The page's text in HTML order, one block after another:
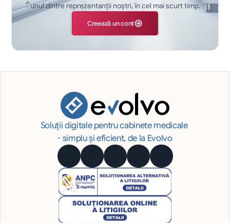
unul dintre reprezentanții noștri, în cel mai scurt timp.
Creează un cont
Soluții digitale pentru cabinete medicale
- simplu și eficient, de la Evolvo